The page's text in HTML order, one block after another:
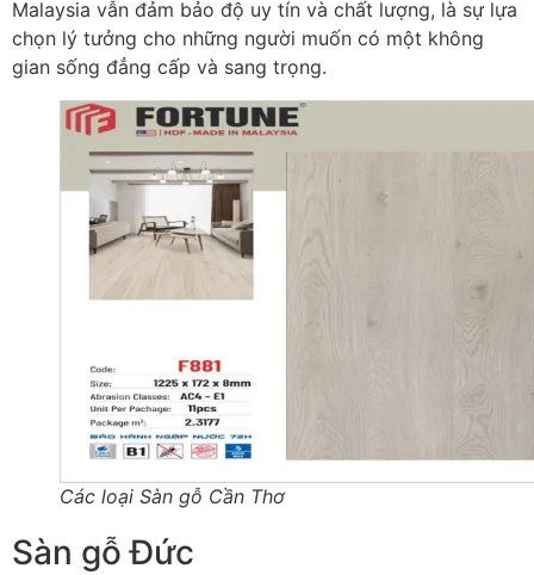
Malaysia vẫn đảm bảo độ uy tín và chất lượng, là sự lựa
chọn lý tưởng cho những người muốn có một không
gian sống đẳng cấp và sang trọng.
Các loại Sàn gỗ Cần Thơ
Sàn gỗ Đức